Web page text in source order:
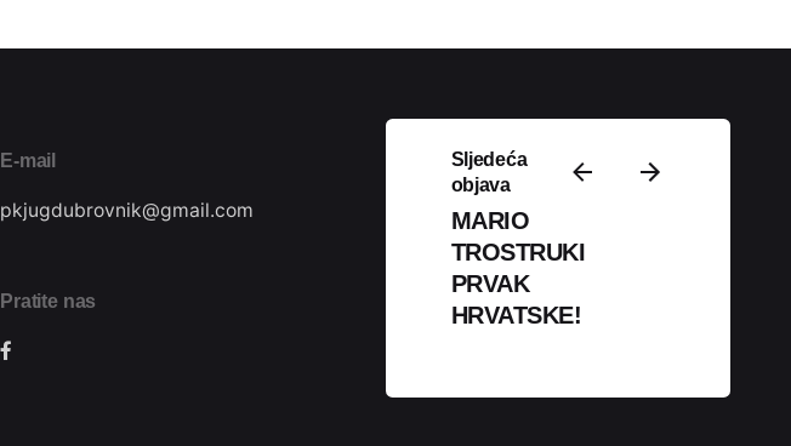
Sljedeća
objava
MARIO
TROSTRUKI
PRVAK
HRVATSKE!
E-mail
pkjugdubrovnik@gmail.com
Pratite nas
Podijeli